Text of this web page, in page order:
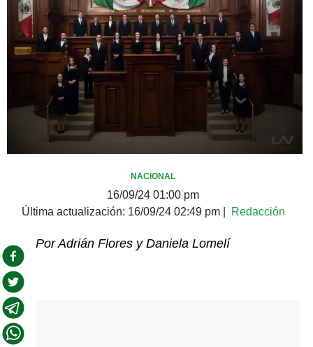
NACIONAL
16/09/24 01:00 pm
Última actualización: 16/09/24 02:49 pm| Redacción
Por Adrián Flores y Daniela Lomelí